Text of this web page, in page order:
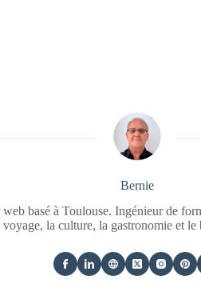
Bernie
basé à Toulouse. Ingénieur de
voyage, la culture, la gastronomie et